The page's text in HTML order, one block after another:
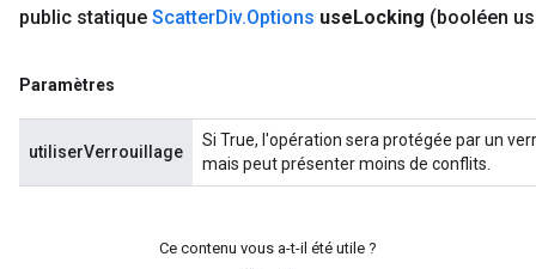
public statique ScatterDiv.Options useLocking (booléen
Paramètres
utiliserVerrouillage
Si True, l'opération sera protégée par un
mais peut présenter moins de conflits.
Ce contenu vous a-t-il été utile ?